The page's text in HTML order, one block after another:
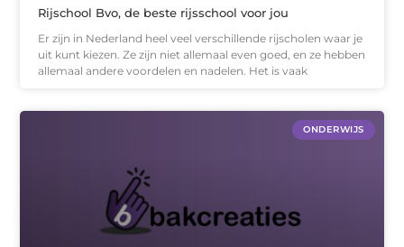
Rijschool Bvo, de beste rijsschool voor jou
Er zijn in Nederland heel veel verschillende rijscholen waar je
uit kunt kiezen. Ze zijn niet allemaal even goed, en ze hebben
allemaal andere voordelen en nadelen. Het is vaak
ONDERWIJS